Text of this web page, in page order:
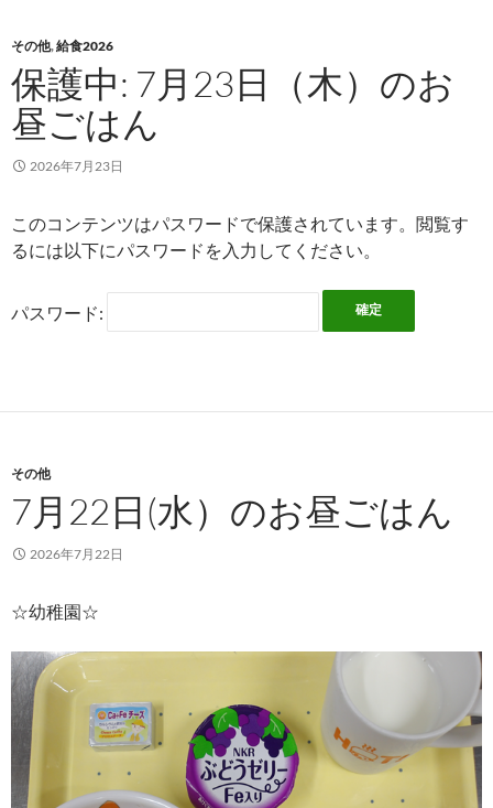
その他,給食2026
保護中: 7月23日（木）のお
昼ごはん
2026年7月23日
このコンテンツはパスワードで保護されています。閲覧す
るには以下にパスワードを入力してください。
パスワード:
その他
7月22日(水）のお昼ごはん
2026年7月22日
☆幼稚園☆